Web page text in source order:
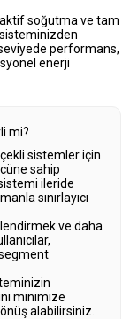
soğutma ve tam
performans,
enerji
mi?
sistemler için
sahip
ileride
sınırlayıcı
ve daha
minimize
alabilirsiniz.